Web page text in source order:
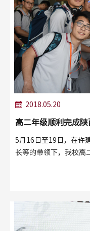
2018.05.20
高二年级顺利完成
5月16日至19日，在许
长等的带领下，我校高